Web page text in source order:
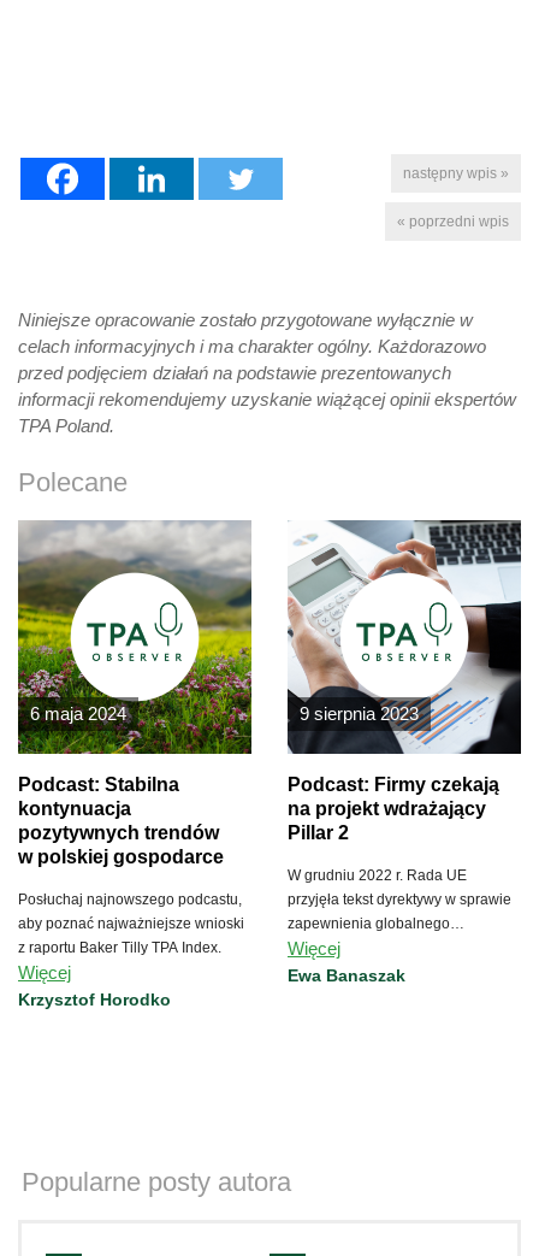
następny wpis »
« poprzedni wpis
Niniejsze opracowanie zostało przygotowane wyłącznie w
celach informacyjnych i ma charakter ogólny. Każdorazowo
przed podjęciem działań na podstawie prezentowanych
informacji rekomendujemy uzyskanie wiążącej opinii ekspertów
TPA Poland.
Polecane
6 maja 2024
Podcast: Stabilna
kontynuacja
pozytywnych trendów
w polskiej gospodarce
Posłuchaj najnowszego podcastu,
aby poznać najważniejsze wnioski
z raportu Baker Tilly TPA Index.
Więcej
Krzysztof Horodko
9 sierpnia 2023
Podcast: Firmy czekają
na projekt wdrażający
Pillar 2
W grudniu 2022 r. Rada UE
przyjęła tekst dyrektywy w sprawie
zapewnienia globalnego
minimalnego poziomu
opodatkowania grup
Więcej
Ewa Banaszak
Popularne posty autora